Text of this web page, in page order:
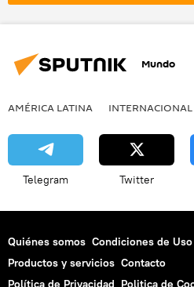
Mundo
AMÉRICA LATINA INTERNACIONAL
Telegram Twitter
Quiénes somos Condiciones de Uso
Productos y servicios Contacto
Política de Privacidad Politica de